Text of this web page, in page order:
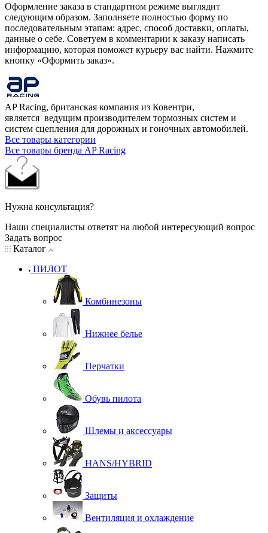
Оформление заказа в стандартном режиме выглядит
следующим образом. Заполняете полностью форму по
последовательным этапам: адрес, способ доставки, оплаты,
данные о себе. Советуем в комментарии к заказу написать
информацию, которая поможет курьеру вас найти. Нажмите
кнопку «Оформить заказ».
AP Racing, британская компания из Ковентри,
является ведущим производителем тормозных систем и
систем сцепления для дорожных и гоночных автомобилей.
Все товары категории
Все товары бренда AP Racing
Нужна консультация?
Наши специалисты ответят на любой интересующий вопрос
Задать вопрос
Каталог
ПИЛОТ
Комбинезоны
Нижнее белье
Перчатки
Обувь пилота
Шлемы и аксессуары
HANS/HYBRID
Защиты
Вентиляция и охлаждение